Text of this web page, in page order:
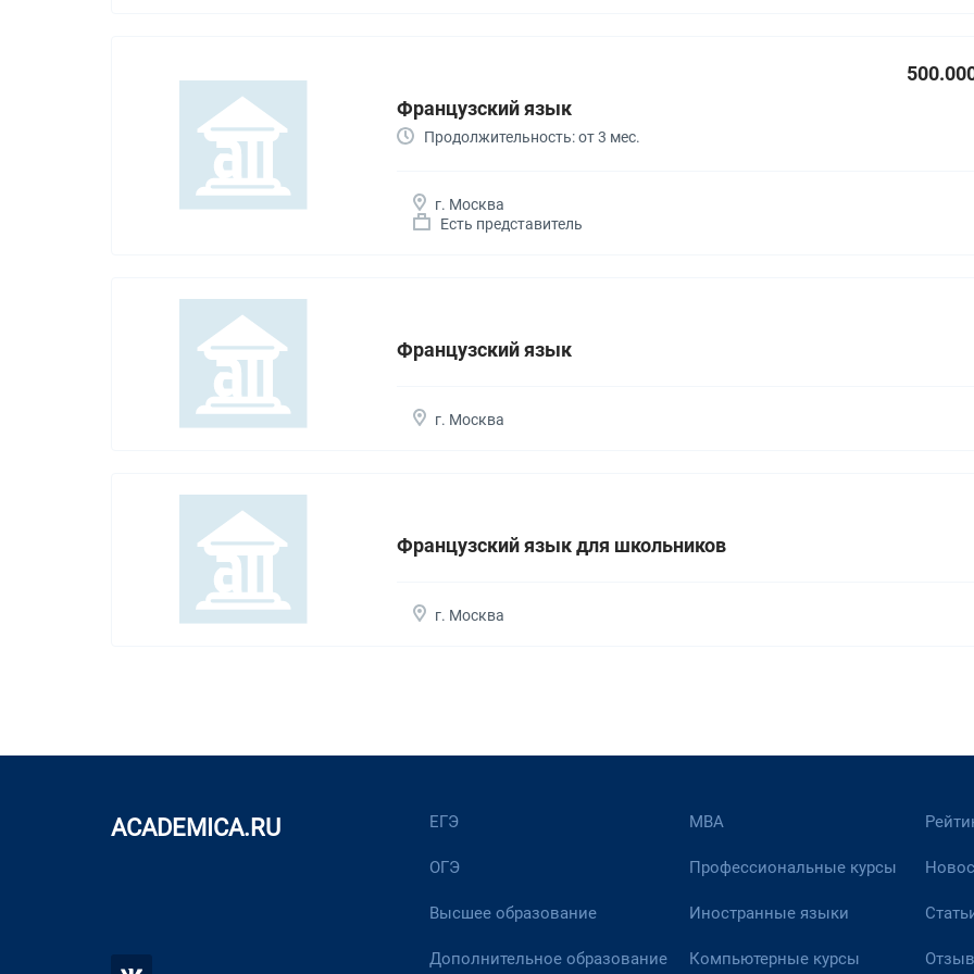
Французский язык
Продолжительность: от 3 мес.
г. Москва
Есть представитель
Французский язык
г. Москва
Французский язык для школьников
г. Москва
ACADEMICA.RU ЕГЭ
ОГЭ
Высшее образование
Дополнительное образование
МВА
Профессиональные курсы
Иностранные языки
Компьютерные курсы